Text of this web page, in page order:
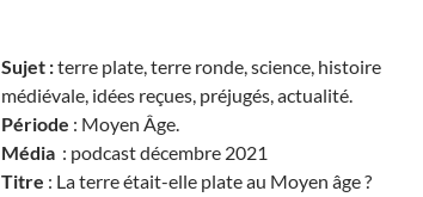
Sujet :terre plate, terre ronde, science, histoire
médiévale, idées reçues, préjugés, actualité.
Période : Moyen Âge.
Média : podcast décembre 2021
Titre : La terre était-elle plate au Moyen âge ?